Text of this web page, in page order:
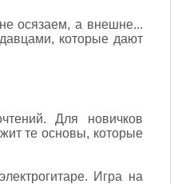
осязаем, а внешне...
которые дают
Для новичков
те основы, которые
Игра на